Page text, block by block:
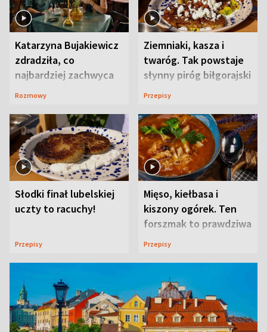
Katarzyna Bujakiewicz
zdradziła, co
najbardziej zachwyca
ją w Lublinie
Rozmowy
Ziemniaki, kasza i
twaróg. Tak powstaje
słynny piróg biłgorajski
Przepisy
Słodki finał lubelskiej
uczty to racuchy!
Przepisy
Mięso, kiełbasa i
kiszony ogórek. Ten
forszmak to prawdziwa
uczta
Przepisy